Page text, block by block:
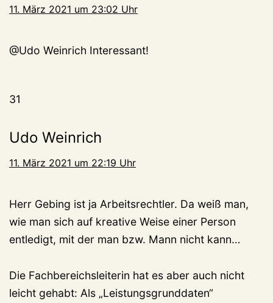
11. März 2021 um 23:02 Uhr
@Udo Weinrich Interessant!
31
Udo Weinrich
11. März 2021 um 22:19 Uhr
Herr Gebing ist ja Arbeitsrechtler. Da weiß man,
wie man sich auf kreative Weise einer Person
entledigt, mit der man bzw. Mann nicht kann…
Die Fachbereichsleiterin hat es aber auch nicht
leicht gehabt: Als „Leistungsgrunddaten“